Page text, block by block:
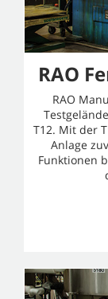
RAO
RAO
T12. Mit der
Anlage
Funktionen